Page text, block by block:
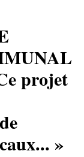
projet
»